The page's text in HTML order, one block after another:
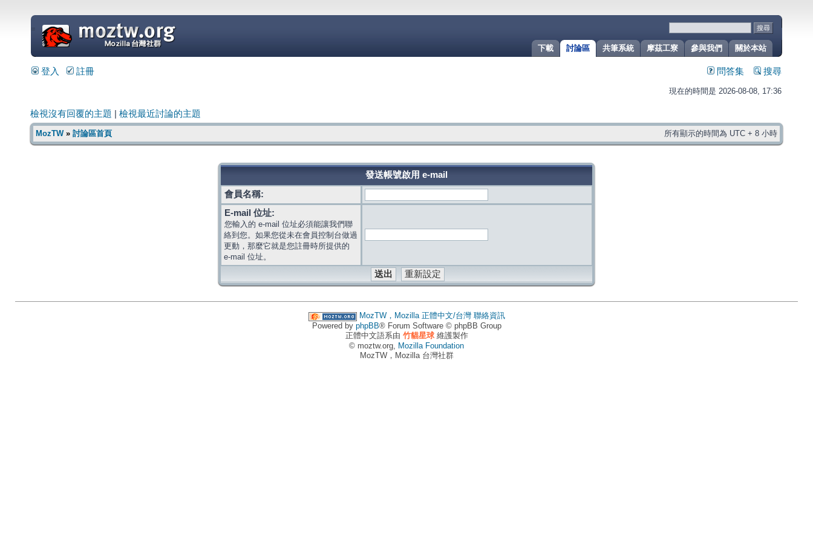
關於本站
參與我們
摩茲工寮
共筆系統
討論區
下載
=
登入 註冊 問答集 搜尋
現在的時間是 2026-08-08, 17:36
檢視沒有回覆的主題 檢視最近討論的主題
MozTW» 討論區首頁 所有顯示的時間為 UTC + 8 小時
發送帳號啟用 e-mail
會員名稱:
E-mail 位址:
您輸入的 e-mail 位址必須能讓我們聯
絡到您。如果您從未在會員控制台做過
更動，那麼它就是您註冊時所提供的
e-mail 位址。
MozTW，Mozilla 正體中文/台灣 聯絡資訊
Powered by phpBB® Forum Software © phpBB Group
正體中文語系由 竹貓星球維護製作
© moztw.org, Mozilla Foundation
MozTW，Mozilla 台灣社群